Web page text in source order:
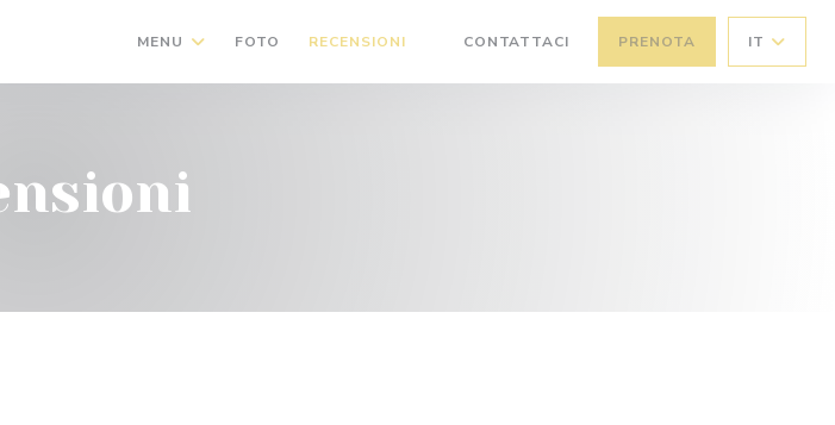
MENU FOTO RECENSIONI CONTATTACI PRENOTA IT